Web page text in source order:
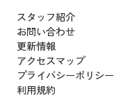
スタッフ紹介
お問い合わせ
更新情報
アクセスマップ
プライバシーポリシー
利用規約